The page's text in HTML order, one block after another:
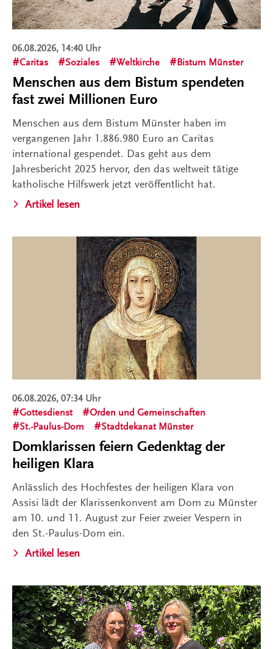
06.08.2026, 14:40 Uhr
Caritas
Soziales Weltkirche Bistum Münster
Menschen aus dem Bistum spendeten
fast zwei Millionen Euro
Menschen aus dem Bistum Münster haben im
vergangenen Jahr 1.886.980 Euro an Caritas
international gespendet. Das geht aus dem
Jahresbericht 2025 hervor, den das weltweit tätige
katholische Hilfswerk jetzt veröffentlicht hat.
Artikel lesen
06.08.2026, 07:34 Uhr
Gottesdienst
Orden und Gemeinschaften
St.-Paulus-Dom
Stadtdekanat Münster
Domklarissen feiern Gedenktag der
heiligen Klara
Anlässlich des Hochfestes der heiligen Klara von
Assisi lädt der Klarissenkonvent am Dom zu Münster
am 10. und 11. August zur Feier zweier Vespern in
den St.-Paulus-Dom ein.
Artikel lesen